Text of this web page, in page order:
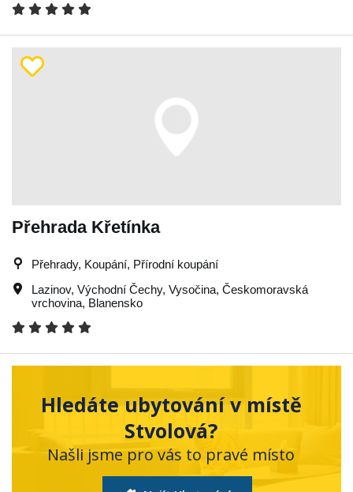
Přehrada Křetínka
Přehrady, Koupání, Přírodní koupání
Lazinov, Východní Čechy, Vysočina, Českomoravská
vrchovina, Blanensko
Hledáte ubytování v místě
Stvolová?
Našli jsme pro vás to pravé místo